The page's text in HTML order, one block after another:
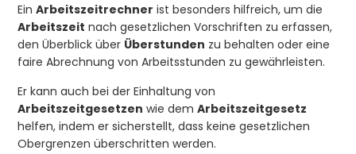
EinArbeitszeitrechner ist besonders hilfreich, um die
Arbeitszeit nach gesetzlichen Vorschriften zu erfassen,
den Überblick über Überstunden zu behalten oder eine
faire Abrechnung von Arbeitsstunden zu gewährleisten.
Er kann auch bei der Einhaltung von
Arbeitszeitgesetzen wie demArbeitszeitgesetz
helfen, indem er sicherstellt, dass keine gesetzlichen
Obergrenzen überschritten werden.